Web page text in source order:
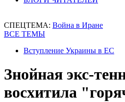
СПЕЦТЕМА: Война в Иране
ВСЕ ТЕМЫ
Вступление Украины в ЕС
Знойная экс-
восхитила